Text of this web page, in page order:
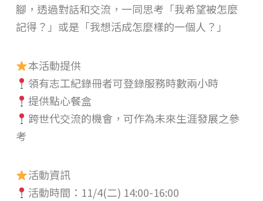
腳，透過對話和交流，一同思考「我希望被怎麼
記得？」或是「我想活成怎麼樣的一個人？」
本活動提供
領有志工紀錄冊者可登錄服務時數兩小時
提供點心餐盒
跨世代交流的機會，可作為未來生涯發展之參
考
活動資訊
活動時間：11/4(二) 14:00-16:00